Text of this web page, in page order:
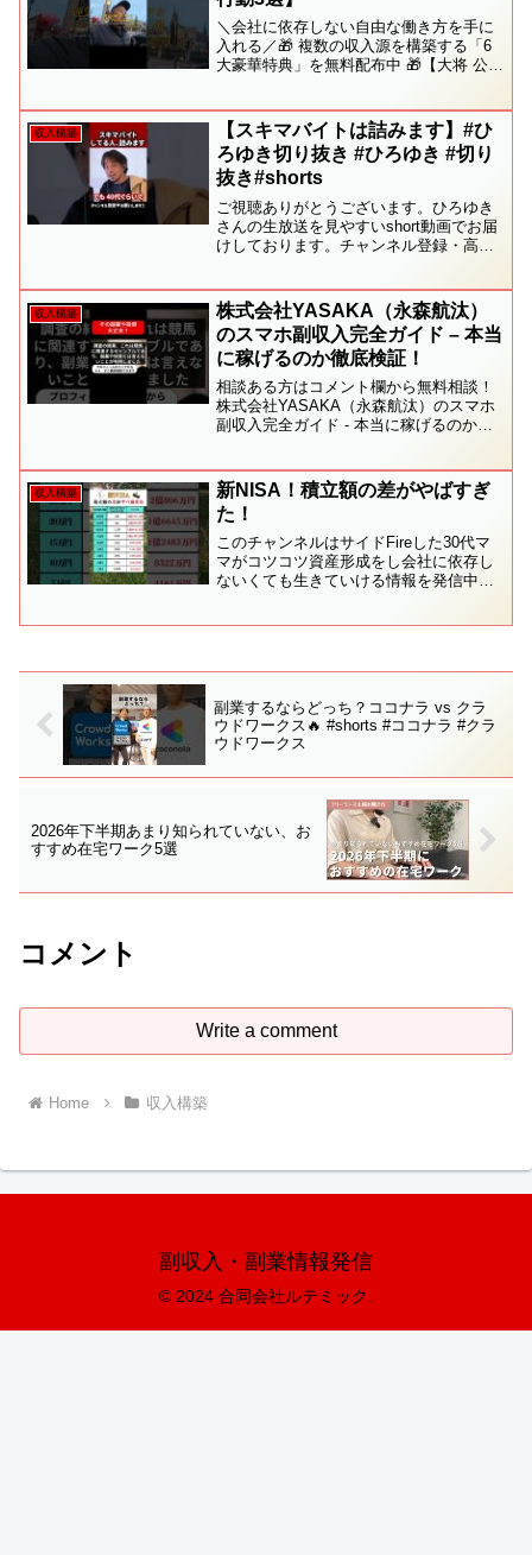
＼会社に依存しない自由な働き方を手に
入れる／🎁 複数の収入源を構築する「6
大豪華特典」を無料配布中 🎁【大将 公式
／🎁 副収入を作るための 6大特典...
収入構築
【スキマバイトは詰みます】#ひ
ろゆき切り抜き #ひろゆき #切り
抜き#shorts
ご視聴ありがとうございます。ひろゆき
さんの生放送を見やすいshort動画でお届
けしております。チャンネル登録・高評
い。VIVAT Blonde。2024/11/21 J21...
収入構築
株式会社YASAKA（永森航汰）
のスマホ副収入完全ガイド – 本当
に稼げるのか徹底検証！
相談ある方はコメント欄から無料相談！
株式会社YASAKA（永森航汰）のスマホ
副収入完全ガイド - 本当に稼げるのか徹
った経験談あなたのコメントが誰かを救
います❗️み...
収入構築
新NISA！積立額の差がやばすぎ
た！
このチャンネルはサイドFireした30代マ
マがコツコツ資産形成をし会社に依存し
ないくても生きていける情報を発信中！⁡
副業するならどっち？ココナラ vs クラ
ウドワークス🔥 #shorts #ココナラ #クラ
ウドワークス
2026年下半期あまり知られていない、お
すすめ在宅ワーク5選
コメント
Write a comment
Home 収入構築
副収入・副業情報発信
© 2024 合同会社ルテミック.